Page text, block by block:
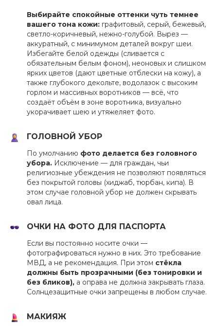
Выбирайте спокойные оттенки чуть темнее
вашего тона кожи: графитовый, серый, бежевый,
светло-коричневый, нежно-голубой. Вырез —
аккуратный, с минимумом деталей вокруг шеи.
Избегайте белой одежды (сливается с
обязательным белым фоном), неоновых и слишком
ярких цветов (дают цветные отблески на кожу), а
также глубокого декольте, водолазок с высоким
горлом и массивных воротников — всё, что
создаёт объём в зоне воротника, визуально
укорачивает шею и утяжеляет фото.
ГОЛОВНОЙ УБОР
По умолчанию фото делается без головного
убора. Исключение — для граждан, чьи
религиозные убеждения не позволяют появляться
без покрытой головы (хиджаб, тюрбан, кипа). В
этом случае головной убор не должен скрывать
овал лица.
ОЧКИ НА ФОТО ДЛЯ ПАСПОРТА
Если вы постоянно носите очки —
фотографироваться нужно в них. Это требование
МВД, а не рекомендация. При этом стёкла
должны быть прозрачными (без тонировки и
без бликов), а оправа не должна закрывать глаза.
Солнцезащитные очки запрещены в любом случае.
МАКИЯЖ